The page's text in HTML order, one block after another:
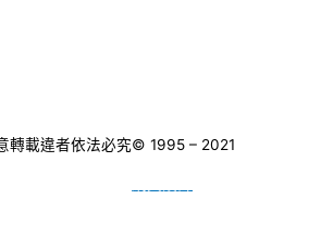
轉載違者依法必究© 1995 – 2021